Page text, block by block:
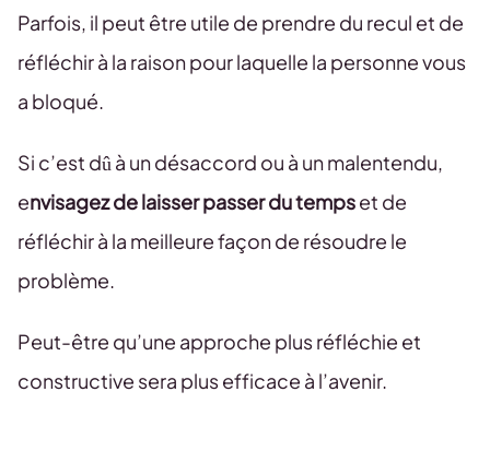
Parfois, il peut être utile de prendre du recul et de
réfléchir à la raison pour laquelle la personne vous
a bloqué.
Si c’est dû à un désaccord ou à un malentendu,
envisagez de laisser passer du tempset de
réfléchir à la meilleure façon de résoudre le
problème.
Peut-être qu’une approche plus réfléchie et
constructive sera plus efficace à l’avenir.